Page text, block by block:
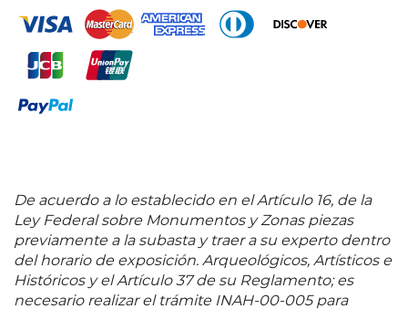
exposiciones individuales y colectivas en México y el
extranjero. "El trabajo de Alberto es múltiple, es
variado, es diverso, toma de muchos lados, pero
tiene una extraña unidad. Es de una enorme
integridad, unidad quizá no sería la palabra más
conveniente, pero sí 'integridad', aquella que tiene
grande y ha trabajado en grande, por eso es un gran
artista y, en ese sentido, es igual, es comparable a
cualquier gran artista del mundo en la época
moderna". David Huerta. Fuentes consultadas:
HUERTA, David et al.Ciclo. Alberto Castro Leñero
México. FONCA, 2013, pág. 20. 162 x 150 cm
De acuerdo a lo establecido en el Artículo 16, de la
Ley Federal sobre Monumentos y Zonas piezas
previamente a la subasta y traer a su experto dentro
del horario de exposición. Arqueológicos, Artísticos e
Históricos y el Artículo 37 de su Reglamento; es
necesario realizar el trámite INAH-00-005 para